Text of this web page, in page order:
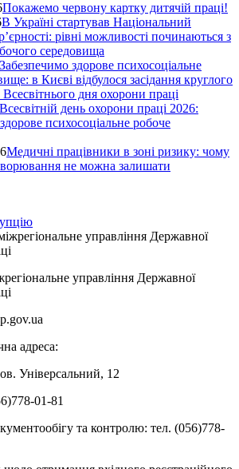
Покажемо червону картку дитячій праці!
В Україні стартував Національний
рівні можливості починаються з
середовища
Забезпечимо здорове психосоціальне
в Києві відбулося засідання круглого
дня охорони праці
Всесвітній день охорони праці 2026:
психосоціальне робоче
Медичні працівники в зоні ризику: чому
не можна залишати
управління Державної
адреса:
Універсальний, 12
01-81
та контролю: тел. (056)778-